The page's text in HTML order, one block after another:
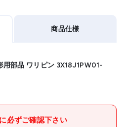
部品 ワリピン 3X18J1PW01-
商品仕様
KITO
必ずご確認下さい